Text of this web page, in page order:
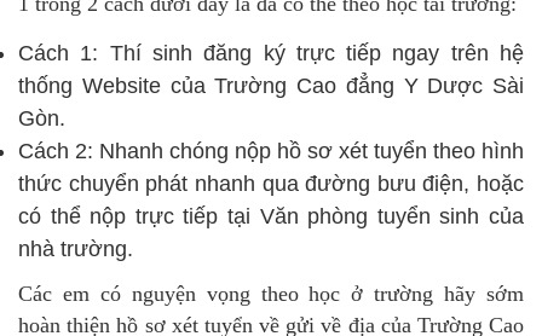
Cách 1: Thí sinh đăng ký trực tiếp ngay trên hệ
thống Website của Trường Cao đẳng Y Dược Sài
Gòn.
Cách 2: Nhanh chóng nộp hồ sơ xét tuyển theo hình
thức chuyển phát nhanh qua đường bưu điện, hoặc
có thể nộp trực tiếp tại Văn phòng tuyển sinh của
nhà trường.
Các em có nguyện vọng theo học ở trường hãy sớm
hoàn thiện hồ sơ xét tuyển về gửi về địa của Trường Cao